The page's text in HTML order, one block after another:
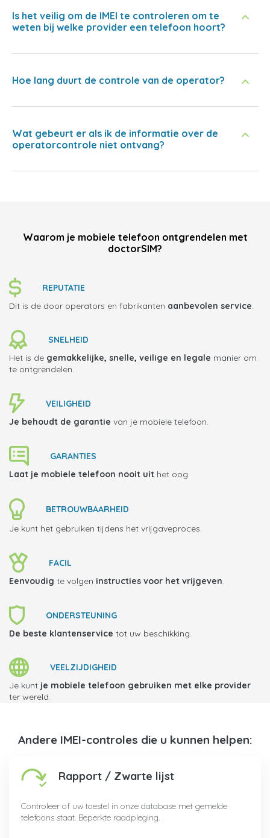
Is het veilig om de IMEI te controleren om te
weten bij welke provider een telefoon hoort?
Hoe lang duurt de controle van de operator?
Wat gebeurt er als ik de informatie over de
operatorcontrole niet ontvang?
Waarom je mobiele telefoon ontgrendelen met
doctorSIM?
REPUTATIE
Dit is de door operators en fabrikanten aanbevolen service.
SNELHEID
Het is de gemakkelijke, snelle, veilige en legale manier om
te ontgrendelen.
VEILIGHEID
Je behoudt de garantie van je mobiele telefoon.
GARANTIES
Laat je mobiele telefoon nooit uit het oog.
BETROUWBAARHEID
Je kunt het gebruiken tijdens het vrijgaveproces.
FACIL
Eenvoudig te volgen instructies voor het vrijgeven.
ONDERSTEUNING
De beste klantenservice tot uw beschikking.
VEELZIJDIGHEID
Je kunt je mobiele telefoon gebruiken met elke provider
ter wereld.
Andere IMEI-controles die u kunnen helpen:
Rapport / Zwarte lijst
Controleer of uw toestel in onze database met gemelde
telefoons staat. Beperkte raadpleging.